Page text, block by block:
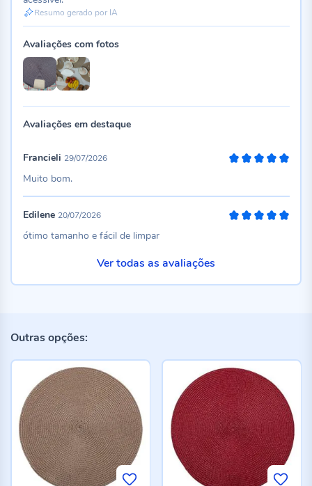
Resumo gerado por IA
Avaliações com fotos
Avaliações em destaque
Francieli 29/07/2026
Muito bom.
Edilene 20/07/2026
ótimo tamanho e fácil de limpar
Ver todas as avaliações
Outras opções: